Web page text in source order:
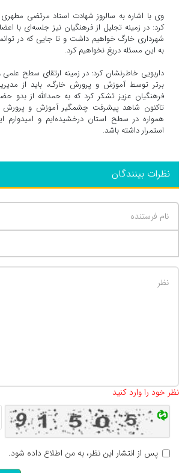
وی با اشاره به سالروز شهادت استاد مرتضی مطهری
کرد: در زمینه تجلیل از فرهنگیان نیز جلسه‌ای با
شهرداری خارگ خواهیم داشت و تا جایی که در
به این مسئله دریغ نخواهیم کرد.
داربویی خاطرنشان کرد: در زمینه ارتقای سطح
برتر توسط آموزش و پرورش خارگ، باید از
فرهنگیان عزیز تشکر کرد که به حمدالله از بدو
تاکنون شاهد پیشرفت چشمگیر آموزش و پرورش
همواره در سطح استان درخشیده‌ایم و امیدوارم
استمرار داشته باشد.
نظرات بینندگان
نظر خود را وارد کنید
پس از انتشار این نظر، به من اطلاع داده شود.